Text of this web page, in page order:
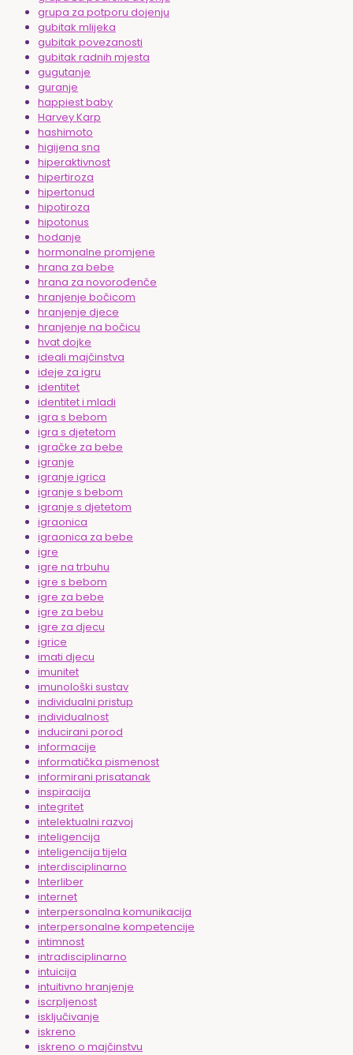
grupa za potporu dojenju
gubitak mlijeka
gubitak povezanosti
gubitak radnih mjesta
gugutanje
guranje
happiest baby
Harvey Karp
hashimoto
higijena sna
hiperaktivnost
hipertiroza
hipertonud
hipotiroza
hipotonus
hodanje
hormonalne promjene
hrana za bebe
hrana za novorođenče
hranjenje bočicom
hranjenje djece
hranjenje na bočicu
hvat dojke
ideali majčinstva
ideje za igru
identitet
identitet i mladi
igra s bebom
igra s djetetom
igračke za bebe
igranje
igranje igrica
igranje s bebom
igranje s djetetom
igraonica
igraonica za bebe
igre
igre na trbuhu
igre s bebom
igre za bebe
igre za bebu
igre za djecu
igrice
imati djecu
imunitet
imunološki sustav
individualni pristup
individualnost
inducirani porod
informacije
informatička pismenost
informirani prisatanak
inspiracija
integritet
intelektualni razvoj
inteligencija
inteligencija tijela
interdisciplinarno
Interliber
internet
interpersonalna komunikacija
interpersonalne kompetencije
intimnost
intradisciplinarno
intuicija
intuitivno hranjenje
iscrpljenost
isključivanje
iskreno
iskreno o majčinstvu